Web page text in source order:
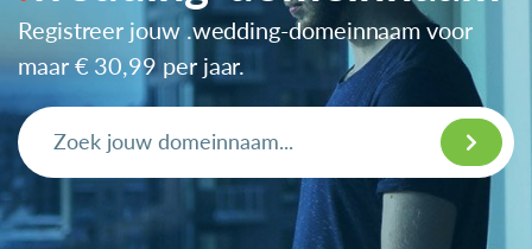
Registreer jouw .wedding-domeinnaam voor
maar € 30,99 per jaar.